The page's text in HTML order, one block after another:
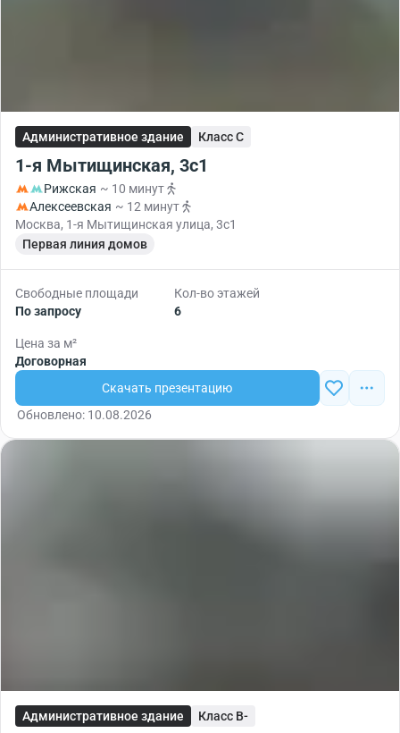
Административное здание Класс C
1-я Мытищинская, 3с1
Рижская ~ 10 минут
Алексеевская ~ 12 минут
Москва, 1-я Мытищинская улица, 3с1
Первая линия домов
Свободные площади
По запросу
Кол-во этажей
6
Цена за м²
Договорная
Скачать презентацию
Обновлено: 10.08.2026
Административное здание Класс B-